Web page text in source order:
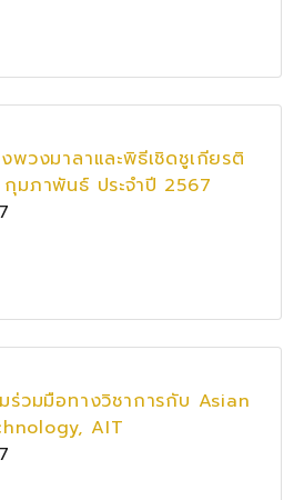
พวงมาลาและพิธีเชิดชูเกียรติ
มภาพันธ์ ประจำปี 2567
ร่วมมือทางวิชาการกับ Asian
AIT